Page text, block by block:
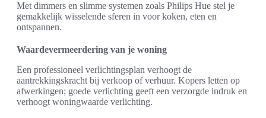
Met dimmers en slimme systemen zoals Philips Hue stel je
gemakkelijk wisselende sferen in voor koken, eten en
ontspannen.
Waardevermeerdering van je woning
Een professioneel verlichtingsplan verhoogt de
aantrekkingskracht bij verkoop of verhuur. Kopers letten op
afwerkingen; goede verlichting geeft een verzorgde indruk en
verhoogt woningwaarde verlichting.